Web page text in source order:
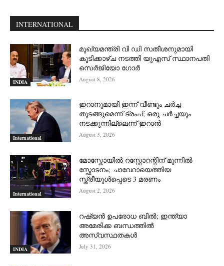
INTERNATIONAL
INDIA
മുഖ്യമന്ത്രി വി ഡി സതീശനുമായി
കൂടിക്കാഴ്ച നടത്തി യുഎസ് സ്ഥാനപതി
സെര്‍ജിയോ ഗോര്‍
August 8, 2026
International
ഇറാനുമായി ഇന്ന് വീണ്ടും ചര്‍ച്ച
തുടങ്ങുമെന്ന് ട്രംപ്; ഒരു ചര്‍ച്ചയും
നടക്കുന്നില്ലെന്ന് ഇറാന്‍
August 3, 2026
International
മോസ്കോയിൽ റസ്റ്റോറന്റിന് മുന്നിൽ
സ്ഫോടനം; ചാവേറായെത്തിയ
സ്ത്രീയുൾപ്പെടെ 3 മരണം
August 2, 2026
INDIA
റഷ്യന്‍ ഉപരോധ ബില്‍; ഇന്ത്യാ
അമേരിക്ക ബന്ധത്തില്‍
അസ്വസ്ഥതകള്‍
July 31, 2026